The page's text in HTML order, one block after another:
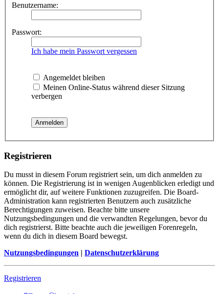
Benutzername:
Passwort:
Ich habe mein Passwort vergessen
Angemeldet bleiben
Meinen Online-Status während dieser Sitzung
verbergen
Registrieren
Du musst in diesem Forum registriert sein, um dich anmelden zu
können. Die Registrierung ist in wenigen Augenblicken erledigt und
ermöglicht dir, auf weitere Funktionen zuzugreifen. Die Board-
Administration kann registrierten Benutzern auch zusätzliche
Berechtigungen zuweisen. Beachte bitte unsere
Nutzungsbedingungen und die verwandten Regelungen, bevor du
dich registrierst. Bitte beachte auch die jeweiligen Forenregeln,
wenn du dich in diesem Board bewegst.
Nutzungsbedingungen | Datenschutzerklärung
Registrieren